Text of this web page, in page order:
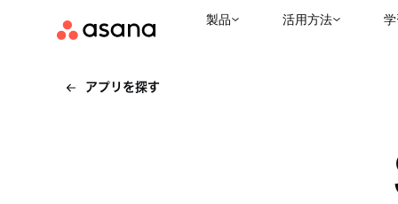
製品 活用方法
アプリを探す